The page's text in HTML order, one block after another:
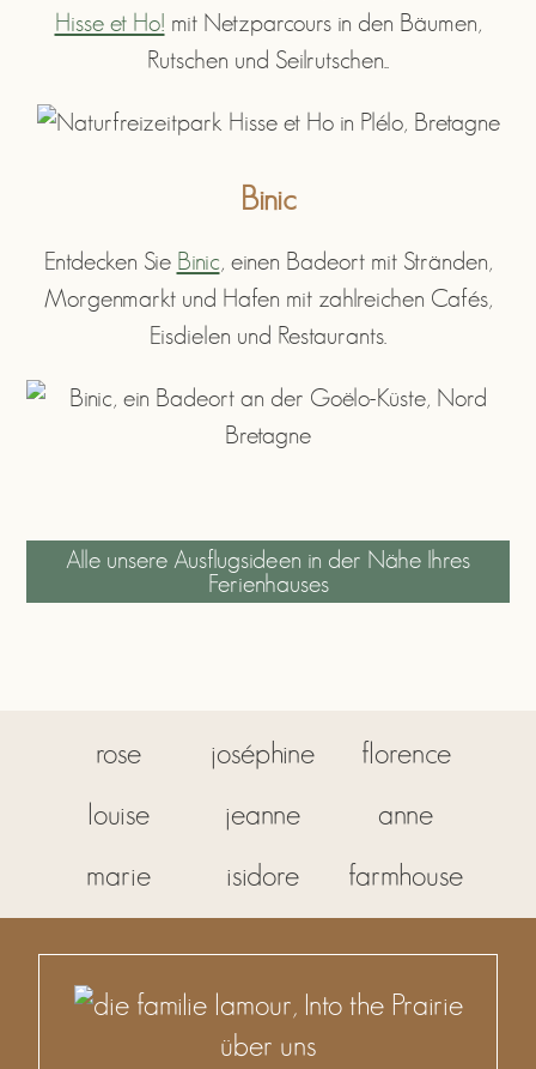
Hisse et Ho! mit Netzparcours in den Bäumen,
Rutschen und Seilrutschen..
Binic
Entdecken Sie Binic, einen Badeort mit Stränden,
Morgenmarkt und Hafen mit zahlreichen Cafés,
Eisdielen und Restaurants.
Alle unsere Ausflugsideen in der Nähe Ihres
Ferienhauses
rose joséphine
florence
louise
jeanne
anne
marie
isidore farmhouse
über uns